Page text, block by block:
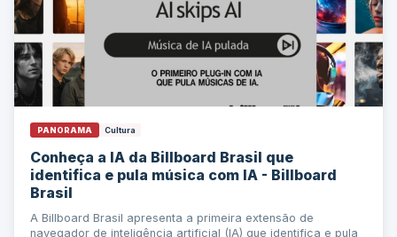
PANORAMA Cultura
Conheça a IA da Billboard Brasil que
identifica e pula música com IA - Billboard
Brasil
A Billboard Brasil apresenta a primeira extensão de
navegador de inteligência artificial (IA) que identifica e pula